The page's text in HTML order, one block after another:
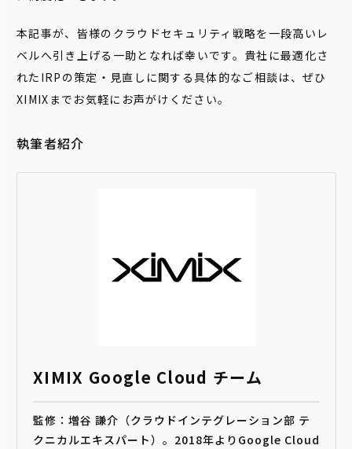
本記事が、皆様のクラウドセキュリティ戦略を一段高いレ
ベルへ引き上げる一助となれば幸いです。貴社に最適化さ
れたIRPの策定・見直しに関する具体的なご相談は、ぜひ
XIMIXまでお気軽にお声がけください。
執筆者紹介
XIMIX Google Cloud チーム
監修：増谷 謙介（クラウドインテグレーション部 テ
クニカルエキスパート）。2018年よりGoogle Cloud